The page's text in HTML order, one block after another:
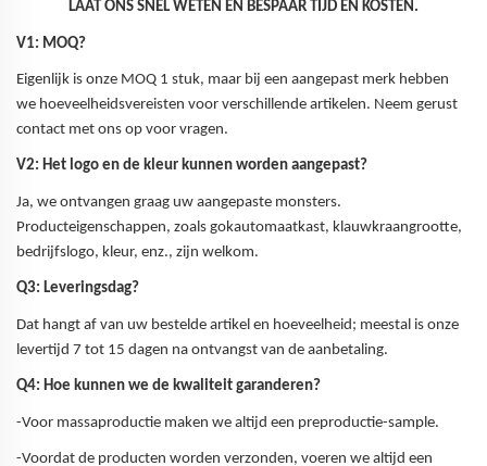
LAAT ONS SNEL WETEN EN BESPAAR TIJD EN KOSTEN.
V1: MOQ?
Eigenlijk is onze MOQ 1 stuk, maar bij een aangepast merk hebben
we hoeveelheidsvereisten voor verschillende artikelen. Neem gerust
contact met ons op voor vragen.
V2: Het logo en de kleur kunnen worden aangepast?
Ja, we ontvangen graag uw aangepaste monsters.
Producteigenschappen, zoals gokautomaatkast, klauwkraangrootte,
bedrijfslogo, kleur, enz., zijn welkom.
Q3: Leveringsdag?
Dat hangt af van uw bestelde artikel en hoeveelheid; meestal is onze
levertijd 7 tot 15 dagen na ontvangst van de aanbetaling.
Q4: Hoe kunnen we de kwaliteit garanderen?
-Voor massaproductie maken we altijd een preproductie-sample.
-Voordat de producten worden verzonden, voeren we altijd een